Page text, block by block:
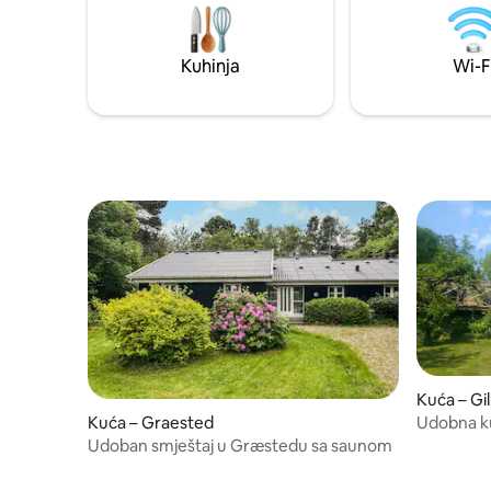
dvorca i jezera Esrum. Peć za roštilj i
pizzu, kao i ukusni lounge namještaj na
velikoj terasi. Do dvorca Fredensborg i
parka dvorca možete doći pješice. Bazen
toplinskom pumpom za grijanje.
jedne s
jednim
kat od
jednu
potrebu.
Kuhinja Wi-
Kuća – Graested
Udoban smještaj u Græstedu sa saunom
Kuća –
Udobna